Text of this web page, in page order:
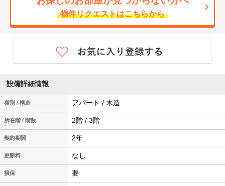
物件リクエストはこちらから
設備詳細情報
種別 / 構造 アパート / 木造
所在階 / 階数 2階 / 3階
契約期間 2年
更新料 なし
損保 要